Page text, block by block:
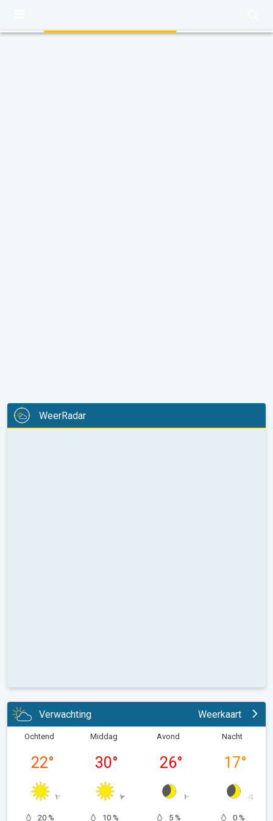
WeerRadar
Verwachting Weerkaart
Ochtend
22°
20 %
Middag
30°
10 %
Avond
26°
5 %
Nacht
17°
0 %